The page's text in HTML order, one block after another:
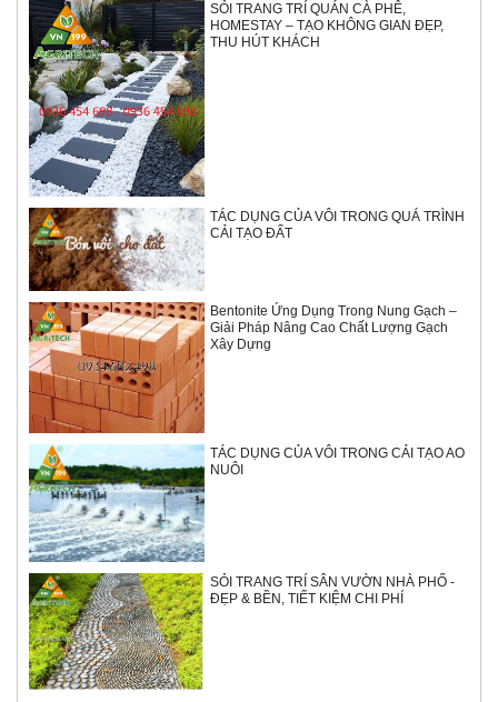
SỎI TRANG TRÍ QUÁN CÀ PHÊ,
HOMESTAY – TẠO KHÔNG GIAN ĐẸP,
THU HÚT KHÁCH
TÁC DỤNG CỦA VÔI TRONG QUÁ TRÌNH
CẢI TẠO ĐẤT
Bentonite Ứng Dụng Trong Nung Gạch –
Giải Pháp Nâng Cao Chất Lượng Gạch
Xây Dựng
TÁC DỤNG CỦA VÔI TRONG CẢI TẠO AO
NUÔI
SỎI TRANG TRÍ SÂN VƯỜN NHÀ PHỐ -
ĐẸP & BỀN, TIẾT KIỆM CHI PHÍ